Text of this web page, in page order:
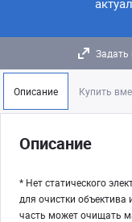
Задать
Описание Купить
Описание
* Нет статического
для очистки
часть может очищать